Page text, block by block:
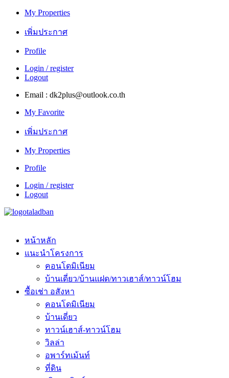
My Properties
เพิ่มประกาศ
Profile
Login / register
Logout
Email : dk2plus@outlook.co.th
My Favorite
เพิ่มประกาศ
My Properties
Profile
Login / register
Logout
หน้าหลัก
แนะนำโครงการ
คอนโดมิเนียม
บ้านเดี่ยว/บ้านแฝด/ทาวเฮาส์/ทาวน์โฮม
ซื้อเช่า อสังหา
คอนโดมิเนียม
บ้านเดี่ยว
ทาวน์เฮาส์-ทาวน์โฮม
วิลล่า
อพาร์ทเม้นท์
ที่ดิน